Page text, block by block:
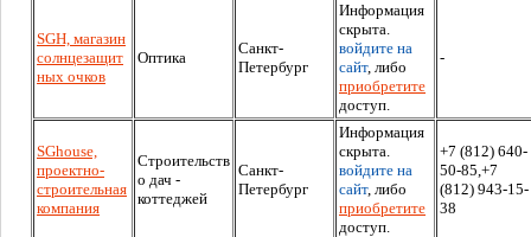
SGH, магазин
солнцезащит
ных очков
Оптика
Санкт-
Петербург
Информация
скрыта.
войдите на
сайт, либо
приобретите
доступ.
-
SGhouse,
проектно-
строительная
компания
Строительств
о дач -
коттеджей
Санкт-
Петербург
Информация
скрыта.
войдите на
сайт, либо
приобретите
доступ.
+7 (812) 640-
50-85,+7
(812) 943-15-
38